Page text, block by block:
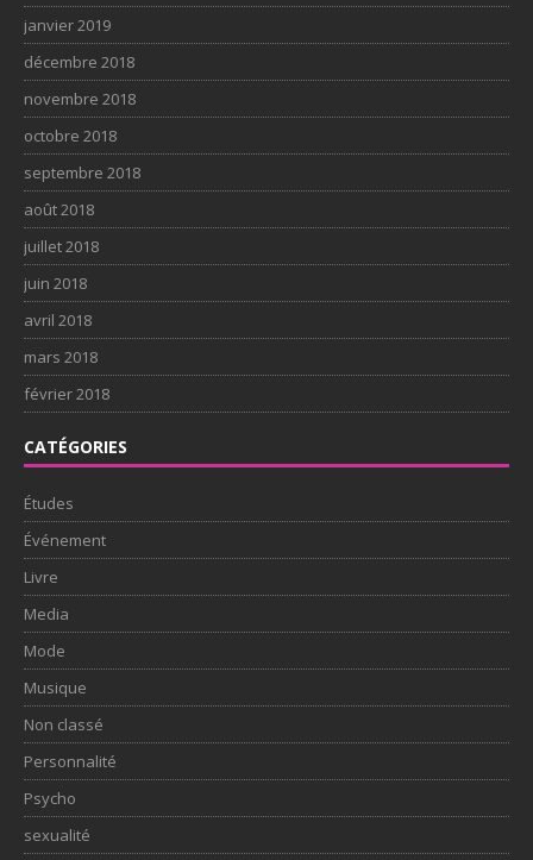
janvier 2019
décembre 2018
novembre 2018
octobre 2018
septembre 2018
août 2018
juillet 2018
juin 2018
avril 2018
mars 2018
février 2018
CATÉGORIES
Études
Événement
Livre
Media
Mode
Musique
Non classé
Personnalité
Psycho
sexualité